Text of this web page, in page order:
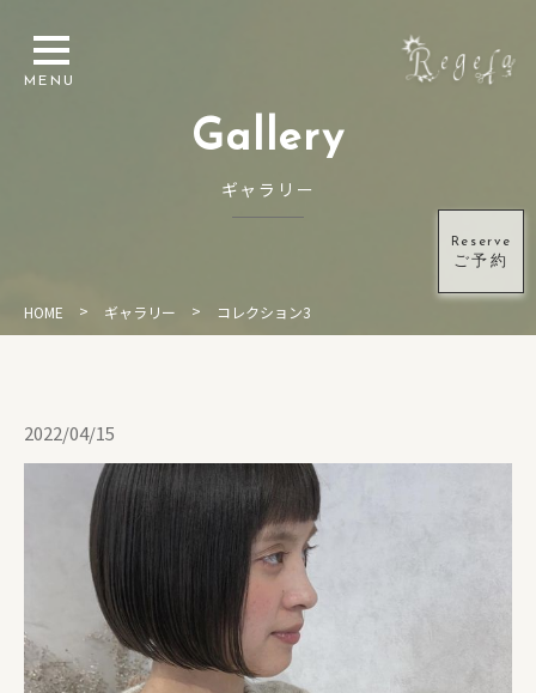
Reserve
ご予約
Gallery
ギャラリー
HOME > ギャラリー > コレクション3
2022/04/15